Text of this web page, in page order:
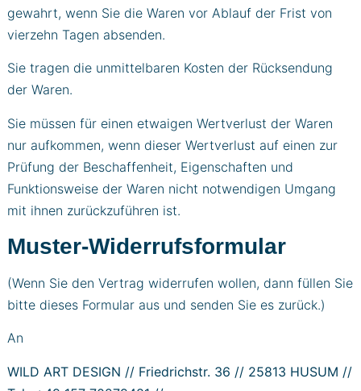
gewahrt, wenn Sie die Waren vor Ablauf der Frist von
vierzehn Tagen absenden.
Sie tragen die unmittelbaren Kosten der Rücksendung
der Waren.
Sie müssen für einen etwaigen Wertverlust der Waren
nur aufkommen, wenn dieser Wertverlust auf einen zur
Prüfung der Beschaffenheit, Eigenschaften und
Funktionsweise der Waren nicht notwendigen Umgang
mit ihnen zurückzuführen ist.
Muster-Widerrufsformular
(Wenn Sie den Vertrag widerrufen wollen, dann füllen Sie
bitte dieses Formular aus und senden Sie es zurück.)
An
WILD ART DESIGN // Friedrichstr. 36 // 25813 HUSUM //